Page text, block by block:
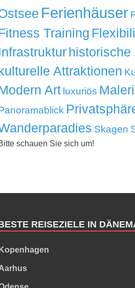
Ferienhäuser
Training
historische
Attraktionen
Art luxuriös
Skagen
schauen Sie sich um!
REISEZIELE IN
Kopenhagen